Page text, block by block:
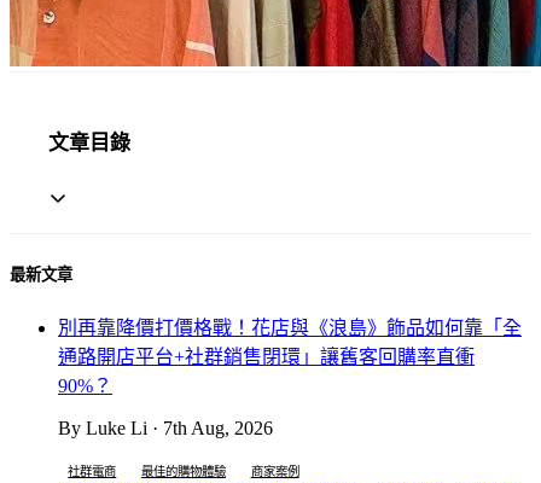
文章目錄
最新文章
別再靠降價打價格戰！花店與《浪島》飾品如何靠「全
通路開店平台+社群銷售閉環」讓舊客回購率直衝
90%？
By Luke Li · 7th Aug, 2026
社群電商 最佳的購物體驗 商家案例